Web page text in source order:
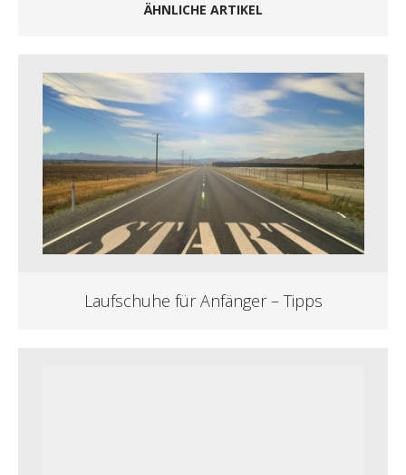
ÄHNLICHE ARTIKEL
Laufschuhe für Anfänger – Tipps